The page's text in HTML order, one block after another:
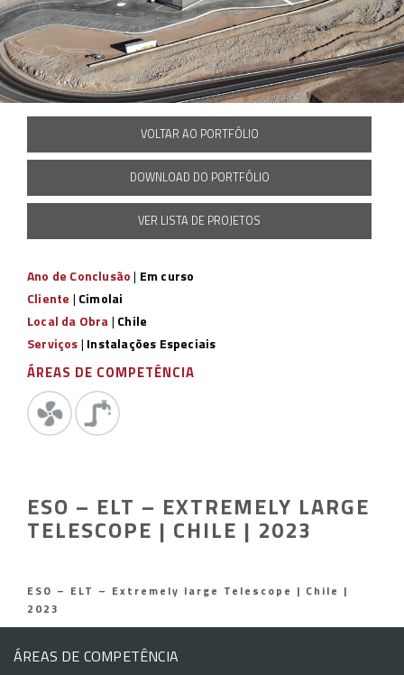
VOLTAR AO PORTFÓLIO
DOWNLOAD DO PORTFÓLIO
VER LISTA DE PROJETOS
Ano de Conclusão | Em curso
Cliente | Cimolai
Local da Obra| Chile
Serviços| Instalações Especiais
ÁREAS DE COMPETÊNCIA
ESO – ELT – EXTREMELY LARGE
TELESCOPE | CHILE | 2023
ESO – ELT – Extremely large Telescope | Chile |
2023
ÁREAS DE COMPETÊNCIA